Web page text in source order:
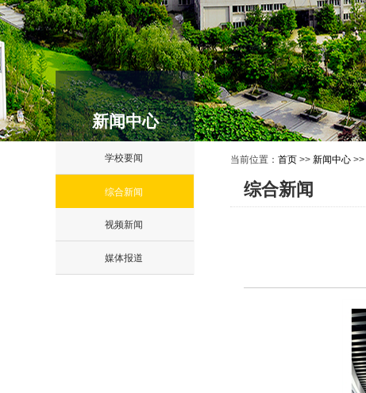
新闻中心
学校要闻
综合新闻
视频新闻
媒体报道
当前位置： 首页 >> 新闻中心 >>
综合新闻